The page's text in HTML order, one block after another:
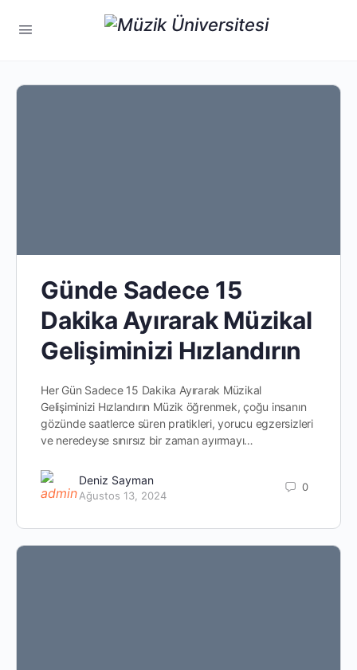
Günde Sadece 15
Dakika Ayırarak Müzikal
Gelişiminizi Hızlandırın
Her Gün Sadece 15 Dakika Ayırarak Müzikal
Gelişiminizi Hızlandırın Müzik öğrenmek, çoğu insanın
gözünde saatlerce süren pratikleri, yorucu egzersizleri
ve neredeyse sınırsız bir zaman ayırmayı…
Deniz Sayman
Ağustos 13, 2024
0